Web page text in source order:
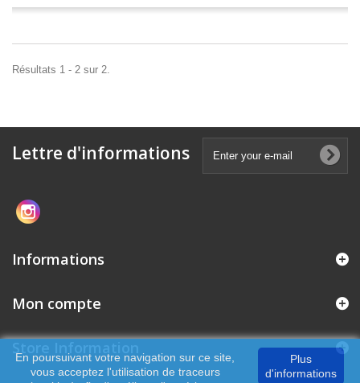
Résultats 1 - 2 sur 2.
Lettre d'informations
Informations
Mon compte
En poursuivant votre navigation sur ce site,
vous acceptez l'utilisation de traceurs
Plus
d'informations